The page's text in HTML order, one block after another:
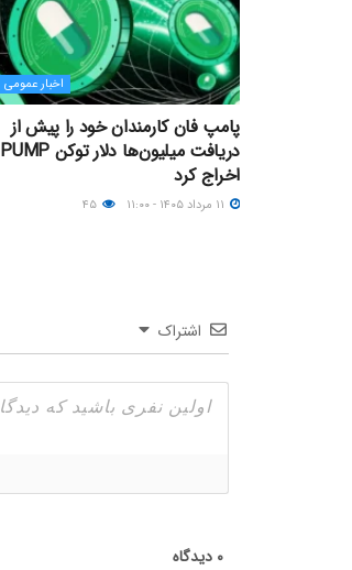
اخبار عمومی
پامپ فان کارمندان خود را پیش از
دریافت میلیون‌ها دلار توکن PUMP
اخراج کرد
اشتراک
۰ دیدگاه